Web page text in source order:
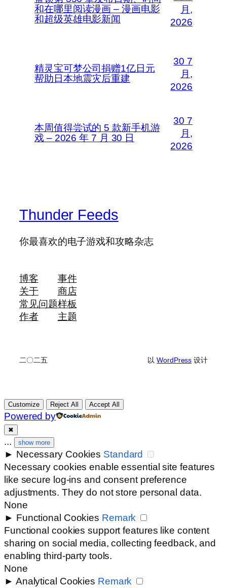
和在哪里阅读漫画 – 漫画电影
和超级英雄电影新闻
月,
2026
精灵宝可梦公司捐赠1亿日元
帮助日本地震灾后重建
30 7
月,
2026
本周值得尝试的 5 款新手机游
戏 – 2026 年 7 月 30 日
30 7
月,
2026
Thunder Feeds
你最喜欢的电子游戏和攻略杂志
博客
关于
常见问题
作者
事件
商店
样板
主题
二〇二五 以WordPress 设计
Customize Reject All Accept All
Powered by
✖
... show more
► Necessary Cookies Standard
Necessary cookies enable essential site features
like secure log-ins and consent preference
adjustments. They do not store personal data.
None
► Functional Cookies Remark
Functional cookies support features like content
sharing on social media, collecting feedback, and
enabling third-party tools.
None
► Analytical Cookies Remark